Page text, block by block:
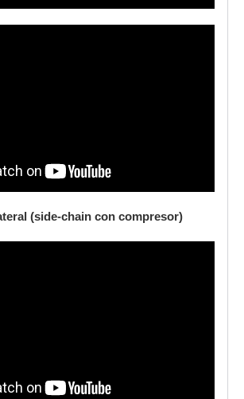
(side-chain con compresor)